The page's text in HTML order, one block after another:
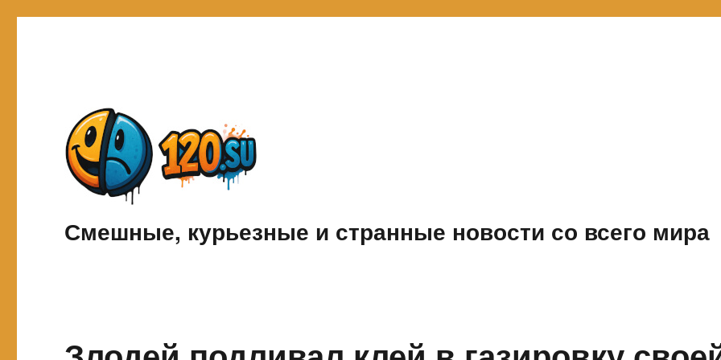
Смешные, курьезные и странные новости со всего мира